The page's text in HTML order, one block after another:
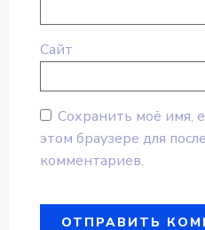
Сайт
Сохранить моё имя,
этом браузере для
комментариев.